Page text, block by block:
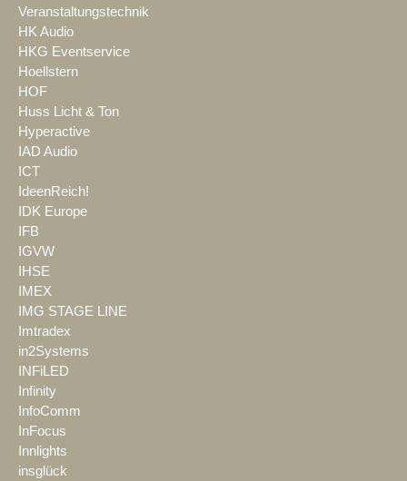
Veranstaltungstechnik
HK Audio
HKG Eventservice
Hoellstern
HOF
Huss Licht & Ton
Hyperactive
IAD Audio
ICT
IdeenReich!
IDK Europe
IFB
IGVW
IHSE
IMEX
IMG STAGE LINE
Imtradex
in2Systems
INFiLED
Infinity
InfoComm
InFocus
Innlights
insglück